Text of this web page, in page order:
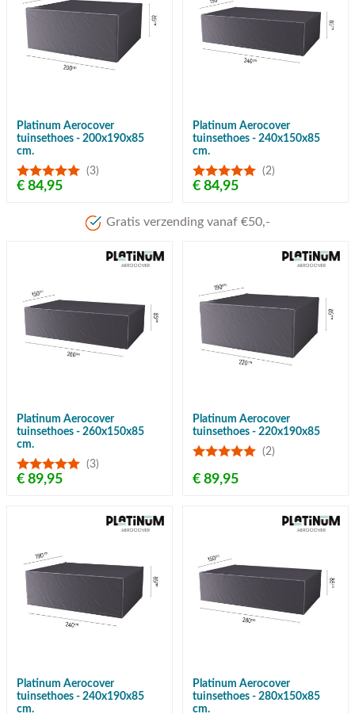
Platinum Aerocover
tuinsethoes - 200x190x85
cm.
(3)
€ 84,95
Platinum Aerocover
tuinsethoes - 240x150x85
cm.
(2)
€ 84,95
Gratis verzending vanaf €50,-
Platinum Aerocover
tuinsethoes - 260x150x85
cm.
(3)
€ 89,95
Platinum Aerocover
tuinsethoes - 220x190x85
(2)
€ 89,95
Platinum Aerocover
tuinsethoes - 240x190x85
cm.
Platinum Aerocover
tuinsethoes - 280x150x85
cm.